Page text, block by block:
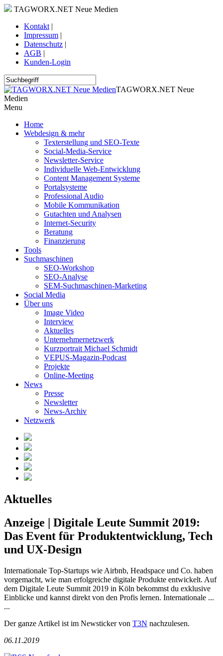
TAGWORX.NET Neue Medien
Kontakt |
Impressum |
Datenschutz |
AGB |
Kunden-Login
TAGWORX.NET Neue
Medien
Menu
Home
Webdesign & mehr
Texterstellung und SEO-Texte
Social-Media-Service
Newsletter-Service
Individuelle Web-Entwicklung
Content Management Systeme
Portalsysteme
Professional Audio
Mobile Kommunikation
Gutachten und Analysen
Internet-Security
Beratung
Finanzierung
Tools
Suchmaschinen
SEO-Workshop
SEO-Analyse
SEM-Suchmaschinen-Marketing
Social Media
Über uns
Image Video
Interview
Aktuelles
Unternehmernetzwerk
Kurzportrait Michael Schmidt
VEPUS-Magazin-Podcast
Projekte
Online-Meeting
News
Presse
Newsletter
News-Archiv
Netzwerk
Aktuelles
Anzeige | Digitale Leute Summit 2019:
Das Event für Produktentwicklung, Tech
und UX-Design
Internationale Top-Startups wie Airbnb, Headspace und Co. haben
vorgemacht, wie man erfolgreiche digitale Produkte entwickelt. Auf
dem Digitale Leute Summit 2019 in Köln bekommst du exklusive
Einblicke und kannst direkt von den Profis lernen. Internationale ...
...
Der ganze Artikel ist im Newsticker von T3N nachzulesen.
06.11.2019